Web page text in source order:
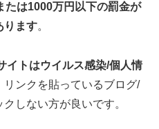
たは1000万円以下の罰金が
ります。
イトはウイルス感染/個人情
リンクを貼っているブログ/
しない方が良いです。